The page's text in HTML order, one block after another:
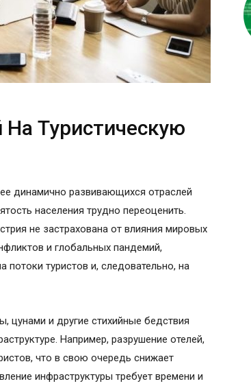
Туристическую
динамично развивающихся отраслей
населения трудно переоценить.
не застрахована от влияния мировых
и глобальных пандемий,
потоки туристов и, следовательно, на
цунами и другие стихийные бедствия
Например, разрушение отелей,
что в свою очередь снижает
инфраструктуры требует времени и